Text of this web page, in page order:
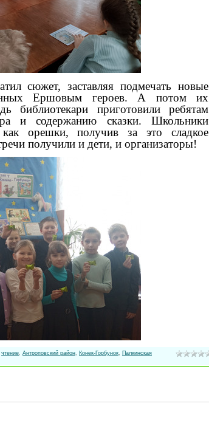
сюжет, заставляя подмечать новые
Ершовым героев. А потом их
библиотекари приготовили ребятам
и содержанию сказки. Школьники
как орешки, получив за это сладкое
получили и дети, и организаторы!
чтение, Антроповский район, Конек-Горбунок, Палкинская